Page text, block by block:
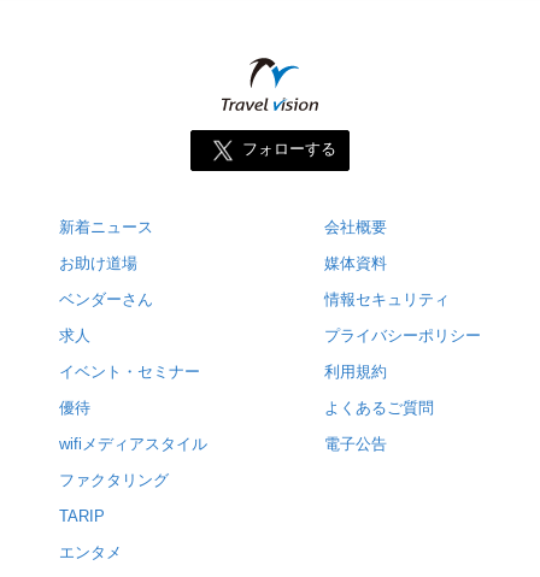
フォローする
新着ニュース
お助け道場
ベンダーさん
求人
イベント・セミナー
優待
wifiメディアスタイル
ファクタリング
TARIP
エンタメ
会社概要
媒体資料
情報セキュリティ
プライバシーポリシー
利用規約
よくあるご質問
電子公告